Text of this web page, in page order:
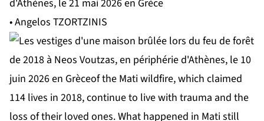
d'Athènes, le 21 mai 2026 en Grèce
• Angelos TZORTZINIS